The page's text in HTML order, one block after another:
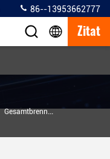
86--13953662777
Zitat
Gesamtbrennstoffverbrauch Nach Motor-Schneider-Saugbagger Auf Wunsch Des Kunden